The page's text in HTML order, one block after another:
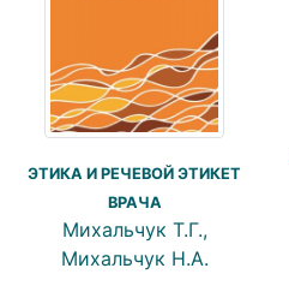
ЭТИКА И РЕЧЕВОЙ ЭТИКЕТ
ВРАЧА
Михальчук Т.Г.,
Михальчук Н.А.